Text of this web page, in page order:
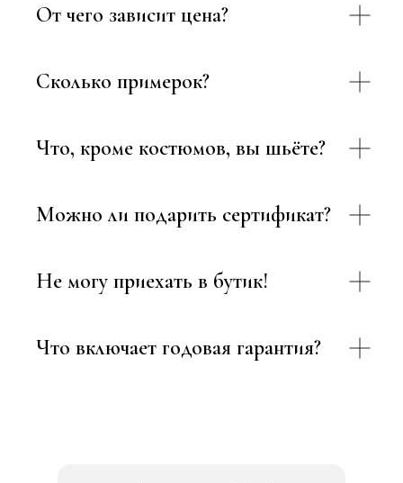
От чего зависит цена?
Сколько примерок?
Что, кроме костюмов, вы шьёте?
Можно ли подарить сертификат?
Не могу приехать в бутик!
Что включает годовая гарантия?